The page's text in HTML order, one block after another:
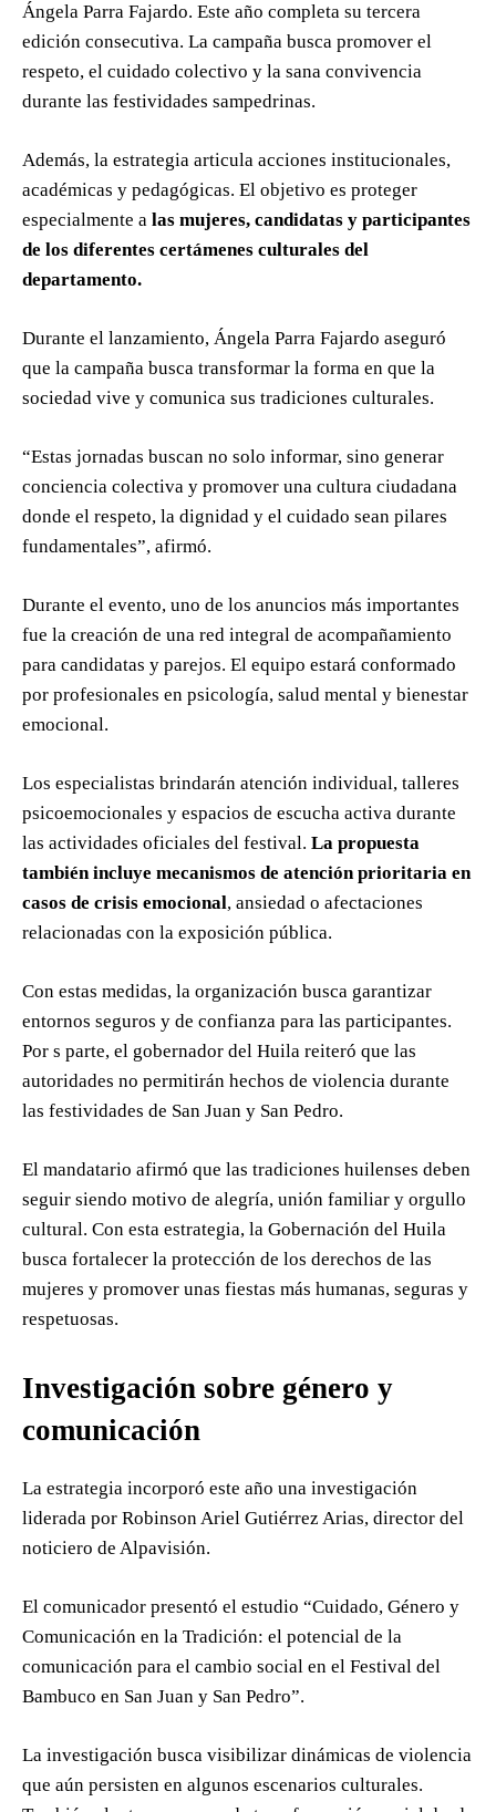
Ángela Parra Fajardo. Este año completa su tercera
edición consecutiva. La campaña busca promover el
respeto, el cuidado colectivo y la sana convivencia
durante las festividades sampedrinas.
Además, la estrategia articula acciones institucionales,
académicas y pedagógicas. El objetivo es proteger
especialmente a las mujeres, candidatas y participantes
de los diferentes certámenes culturales del
departamento.
Durante el lanzamiento, Ángela Parra Fajardo aseguró
que la campaña busca transformar la forma en que la
sociedad vive y comunica sus tradiciones culturales.
“Estas jornadas buscan no solo informar, sino generar
conciencia colectiva y promover una cultura ciudadana
donde el respeto, la dignidad y el cuidado sean pilares
fundamentales”, afirmó.
Durante el evento, uno de los anuncios más importantes
fue la creación de una red integral de acompañamiento
para candidatas y parejos. El equipo estará conformado
por profesionales en psicología, salud mental y bienestar
emocional.
Los especialistas brindarán atención individual, talleres
psicoemocionales y espacios de escucha activa durante
las actividades oficiales del festival. La propuesta
también incluye mecanismos de atención prioritaria en
casos de crisis emocional, ansiedad o afectaciones
relacionadas con la exposición pública.
Con estas medidas, la organización busca garantizar
entornos seguros y de confianza para las participantes.
Por s parte, el gobernador del Huila reiteró que las
autoridades no permitirán hechos de violencia durante
las festividades de San Juan y San Pedro.
El mandatario afirmó que las tradiciones huilenses deben
seguir siendo motivo de alegría, unión familiar y orgullo
cultural. Con esta estrategia, la Gobernación del Huila
busca fortalecer la protección de los derechos de las
mujeres y promover unas fiestas más humanas, seguras y
respetuosas.
Investigación sobre género y
comunicación
La estrategia incorporó este año una investigación
liderada por Robinson Ariel Gutiérrez Arias, director del
noticiero de Alpavisión.
El comunicador presentó el estudio “Cuidado, Género y
Comunicación en la Tradición: el potencial de la
comunicación para el cambio social en el Festival del
Bambuco en San Juan y San Pedro”.
La investigación busca visibilizar dinámicas de violencia
que aún persisten en algunos escenarios culturales.